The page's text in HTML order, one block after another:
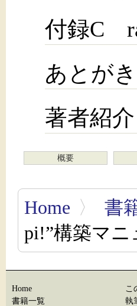
付録C
あとがき
著者紹介
概要
Home 〉 書
pi!”構築マニ
Home
書籍一覧
こ
執